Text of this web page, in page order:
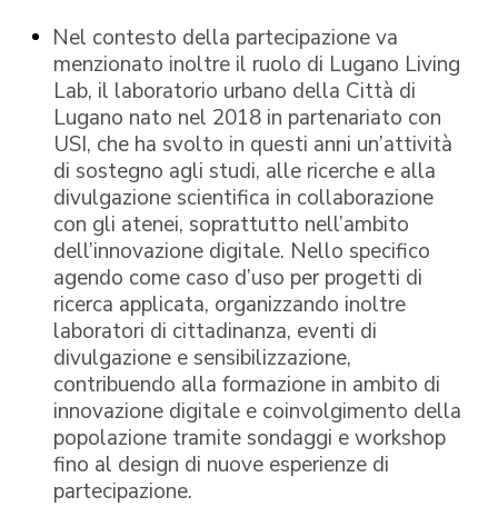
Nel contesto della partecipazione va
menzionato inoltre il ruolo di Lugano Living
Lab, il laboratorio urbano della Città di
Lugano nato nel 2018 in partenariato con
USI, che ha svolto in questi anni un’attività
di sostegno agli studi, alle ricerche e alla
divulgazione scientifica in collaborazione
con gli atenei, soprattutto nell’ambito
dell’innovazione digitale. Nello specifico
agendo come caso d’uso per progetti di
ricerca applicata, organizzando inoltre
laboratori di cittadinanza, eventi di
divulgazione e sensibilizzazione,
contribuendo alla formazione in ambito di
innovazione digitale e coinvolgimento della
popolazione tramite sondaggi e workshop
fino al design di nuove esperienze di
partecipazione.